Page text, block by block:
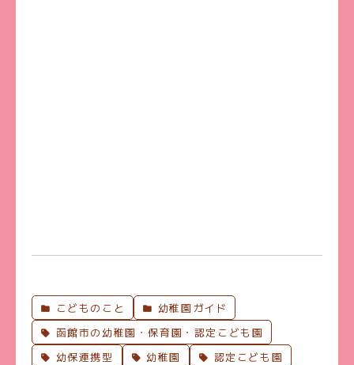
こどものこと
幼稚園ガイド
函館市の幼稚園・保育園・認定こども園
幼保連携型
幼稚園 認定こども園